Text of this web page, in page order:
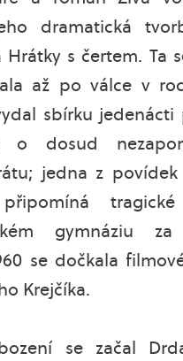
dramatická
Hrátky s čertem. Ta
až po válce v
sbírku jedenácti
o dosud
jedna z povídek
gymnáziu za
se dočkala
Krejčíka.
se začal